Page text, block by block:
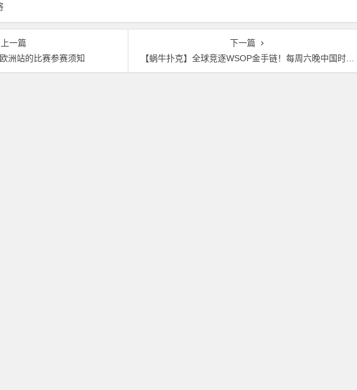
上一篇
洲站的比赛参赛须知
下一篇
【蜗牛扑克】全球竞逐WSOP金手链！每周六晚中国时区赛事～线下主赛特权公布